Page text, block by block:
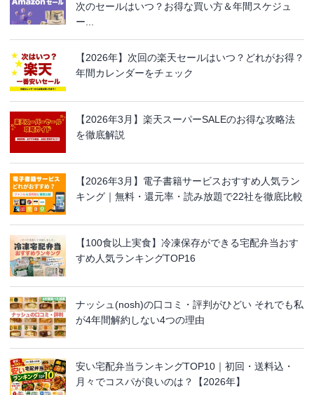
次のセールはいつ？お得な買い方＆年間スケジュ
ー...
【2026年】次回の楽天セールはいつ？どれがお得？
年間カレンダーをチェック
【2026年3月】楽天スーパーSALEのお得な攻略法
を徹底解説
【2026年3月】電子書籍サービスおすすめ人気ラン
キング｜無料・還元率・読み放題で22社を徹底比較
【100食以上実食】冷凍保存ができる宅配弁当おす
すめ人気ランキングTOP16
ナッシュ(nosh)の口コミ・評判がひどい それでも私
が4年間解約しない4つの理由
安い宅配弁当ランキングTOP10｜初回・送料込・
月々でコスパが良いのは？【2026年】